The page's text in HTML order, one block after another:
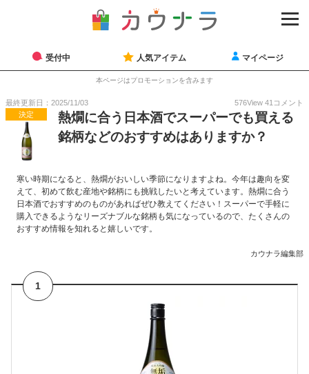
受付中 人気アイテム マイページ
本ページはプロモーションを含みます
最終更新日：2025/11/03 576View 41 コメント
決定
熱燗に合う日本酒でスーパーでも買える
銘柄などのおすすめはありますか？
寒い時期になると、熱燗がおいしい季節になりますよね。今年は趣向を変
えて、初めて飲む産地や銘柄にも挑戦したいと考えています。熱燗に合う
日本酒でおすすめのものがあればぜひ教えてください！スーパーで手軽に
購入できるようなリーズナブルな銘柄も気になっているので、たくさんの
おすすめ情報を知れると嬉しいです。
カウナラ編集部
1